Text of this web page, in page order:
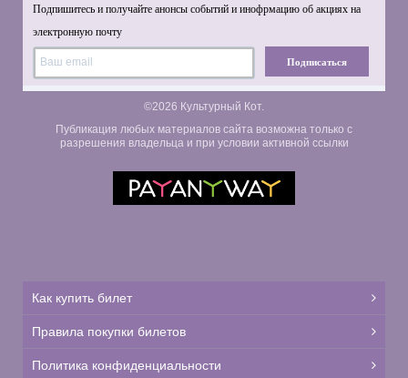
Подпишитесь и получайте анонсы событий и инофрмацию об акциях на
электронную почту
Подписаться
©2026 Культурный Кот.
Публикация любых материалов сайта возможна только с
разрешения владельца и при условии активной ссылки
Как купить билет
Правила покупки билетов
Политика конфиденциальности